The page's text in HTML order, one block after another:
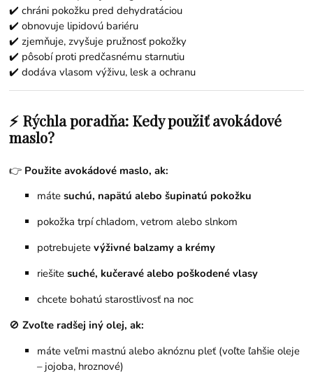
✔️ chráni pokožku pred dehydratáciou
✔️ obnovuje lipidovú bariéru
✔️ zjemňuje, zvyšuje pružnosť pokožky
✔️ pôsobí proti predčasnému starnutiu
✔️ dodáva vlasom výživu, lesk a ochranu
⚡ Rýchla poradňa: Kedy použiť avokádové
maslo?
👉 Použite avokádové maslo, ak:
mátesuchú, napätú alebo šupinatú pokožku
pokožka trpí chladom, vetrom alebo slnkom
potrebujetevýživné balzamy a krémy
riešitesuché, kučeravé alebo poškodené vlasy
chcete bohatú starostlivosť na noc
🚫Zvoľte radšej iný olej, ak:
máte veľmi mastnú alebo aknóznu pleť (voľte ľahšie oleje
– jojoba, hroznové)